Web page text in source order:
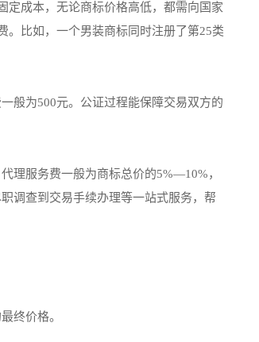
定成本，无论商标价格高低，都需向国家
。比如，一个男装商标同时注册了第25类
般为500元。公证过程能保障交易双方的
理服务费一般为商标总价的5%—10%，
调查到交易手续办理等一站式服务，帮
终价格。